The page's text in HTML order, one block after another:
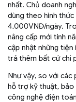
nhất. Chủ doanh
dùng theo hình
4.000VNĐ/ngày.
nâng cấp mới tính
cập nhật những tiện
trả thêm bất cứ chi
Như vậy, so với
hỗ trợ kỹ thuật, bảo
công nghệ điện